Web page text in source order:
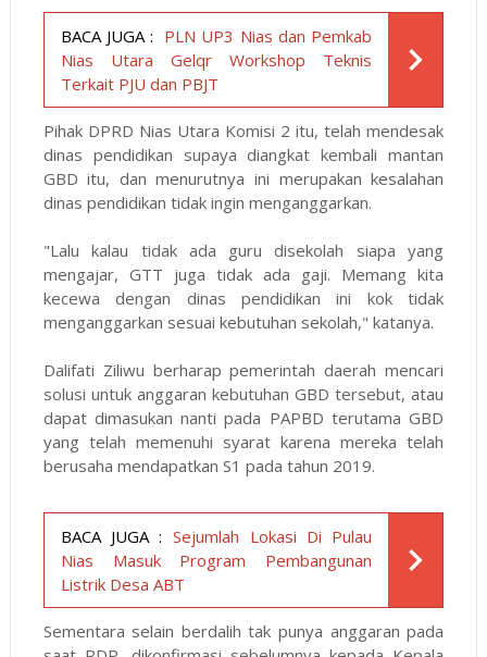
BACA JUGA : PLN UP3 Nias dan Pemkab
Nias Utara Gelqr Workshop Teknis
Terkait PJU dan PBJT
Pihak DPRD Nias Utara Komisi 2 itu, telah mendesak
dinas pendidikan supaya diangkat kembali mantan
GBD itu, dan menurutnya ini merupakan kesalahan
dinas pendidikan tidak ingin menganggarkan.
"Lalu kalau tidak ada guru disekolah siapa yang
mengajar, GTT juga tidak ada gaji. Memang kita
kecewa dengan dinas pendidikan ini kok tidak
menganggarkan sesuai kebutuhan sekolah," katanya.
Dalifati Ziliwu berharap pemerintah daerah mencari
solusi untuk anggaran kebutuhan GBD tersebut, atau
dapat dimasukan nanti pada PAPBD terutama GBD
yang telah memenuhi syarat karena mereka telah
berusaha mendapatkan S1 pada tahun 2019.
BACA JUGA : Sejumlah Lokasi Di Pulau
Nias Masuk Program Pembangunan
Listrik Desa ABT
Sementara selain berdalih tak punya anggaran pada